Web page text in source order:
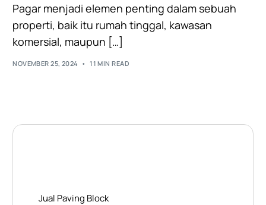
Pagar menjadi elemen penting dalam sebuah
properti, baik itu rumah tinggal, kawasan
komersial, maupun […]
NOVEMBER 25, 2024 11 MIN READ
Jual Paving Block